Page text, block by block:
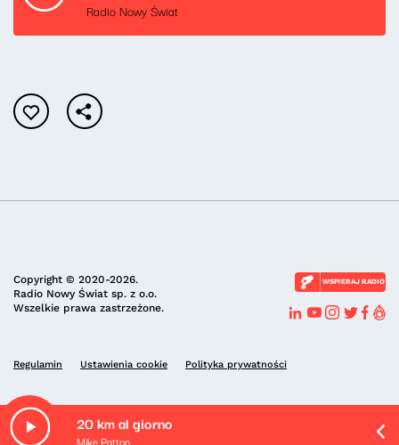
20 km al giorno
Mike Patton
Radio Nowy Świat
Copyright © 2020-2026.
Radio Nowy Świat sp. z o.o.
Wszelkie prawa zastrzeżone.
WSPIERAJ RADIO
Regulamin Ustawienia cookie Polityka prywatności